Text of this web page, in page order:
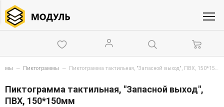
— Пиктограммы — Пиктограмма тактильная, "Запасной выход", ПВХ, 150*150мм
Пиктограмма тактильная, "Запасной выход",
ПВХ, 150*150мм